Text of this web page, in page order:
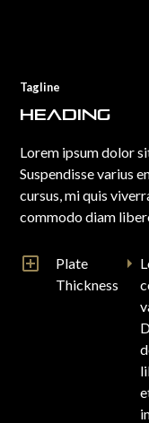
Tagline
Heading
Lorem ipsum dolor
Suspendisse varius
cursus, mi quis
commodo diam
Plate
Thickness